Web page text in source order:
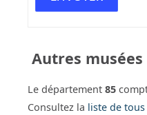
Autres musées
Le département 85
Consultez la liste de tous